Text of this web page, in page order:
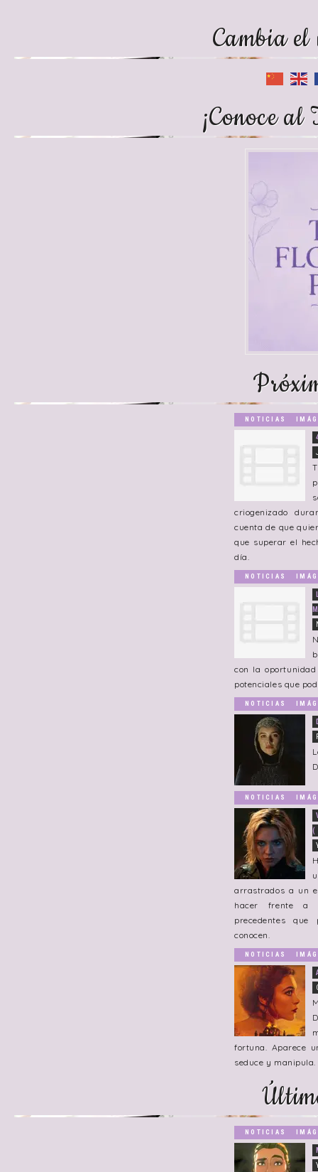
Cambia
¡Conoce
NOTICIAS
criogenizado
cuenta de que
que superar el
día.
NOTICIAS
con la
potenciales que
NOTICIAS
NOTICIAS
arrastrados a un
hacer frente a
precedentes
conocen.
NOTICIAS
fortuna. Aparece
seduce y manipula.
NOTICIAS